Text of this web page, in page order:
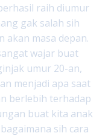
raih diumur
gak salah sih
akan masa depan.
wajar buat
umur 20-an,
menjadi apa saat
berlebih terhadap
buat kita anak
sih cara